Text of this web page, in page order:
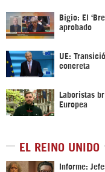
Bigio: El
aprobado
UE:
concreta
Laboristas
Europea
EL REINO UNIDO
Informe: